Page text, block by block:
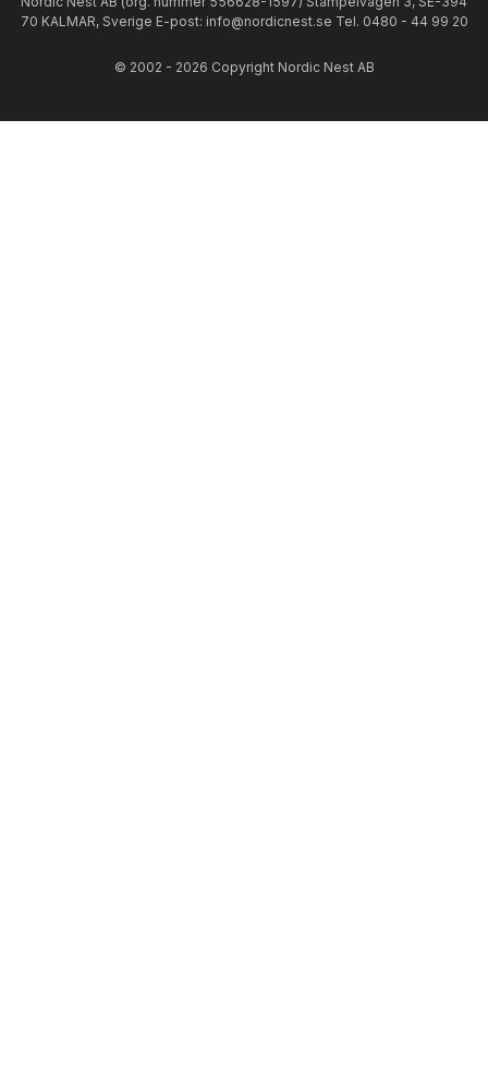
70 KALMAR, Sverige E-post: info@nordicnest.se Tel. 0480 - 44 99 20
© 2002 - 2026 Copyright Nordic Nest AB